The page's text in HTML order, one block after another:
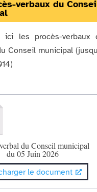
verbaux du
ici les procès-verbaux
Conseil municipal
du Conseil municipal
du 05 Juin 2026
le document